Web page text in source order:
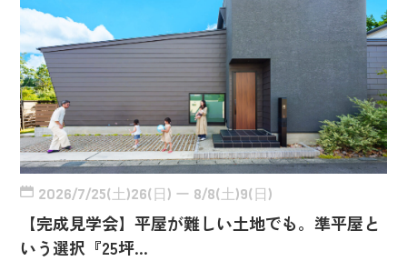
2026/7/25(土)26(日) ー 8/8(土)9(日)
【完成見学会】平屋が難しい土地でも。準平屋と
いう選択『25坪…